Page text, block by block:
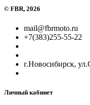
© FBR, 2026
mail@fbrmoto.ru
+7(383)255-55-22
г.Новосибирск,
Личный кабинет